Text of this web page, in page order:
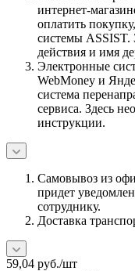
интернет-
оплатить
системы ASSIST.
действия и имя
Электронные
WebMoney и
система
сервиса. Здесь
инструкции.
Самовывоз из
придет
сотруднику.
Доставка
59,04 руб./шт